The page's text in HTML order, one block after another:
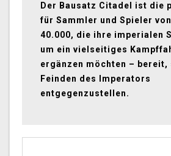
Der Bausatz Citadel ist die
für Sammler und Spieler
40.000, die ihre imperialen
um ein vielseitiges
ergänzen möchten – bereit,
Feinden des Imperators
entgegenzustellen.